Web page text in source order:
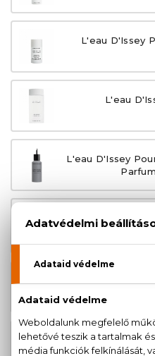
L'eau D'Issey
L'eau
L'eau D'Issey
L'eau
L'eau D'Issey